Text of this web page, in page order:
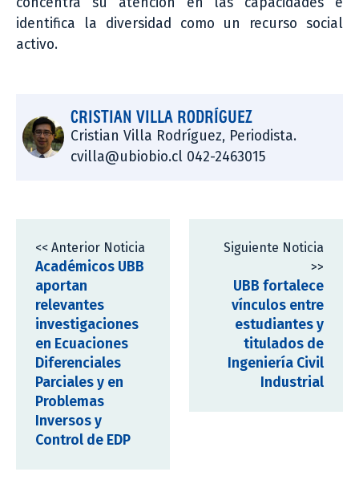
identifica la diversidad como un recurso social
activo.
CRISTIAN VILLA RODRÍGUEZ
Cristian Villa Rodríguez, Periodista.
cvilla@ubiobio.cl 042-2463015
<< Anterior Noticia
Académicos UBB
aportan
relevantes
investigaciones
en Ecuaciones
Diferenciales
Parciales y en
Problemas
Inversos y
Control de EDP
Siguiente Noticia
>>
UBB fortalece
vínculos entre
estudiantes y
titulados de
Ingeniería Civil
Industrial